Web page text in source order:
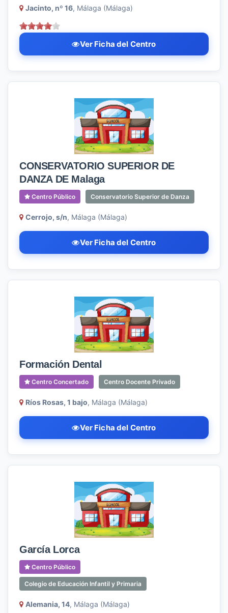
Jacinto, nº 16, Málaga (Málaga)
Ver Ficha del Centro
CONSERVATORIO SUPERIOR DE
DANZA DE Malaga
Centro Público Conservatorio Superior de Danza
Cerrojo, s/n, Málaga (Málaga)
Ver Ficha del Centro
Formación Dental
Centro Concertado Centro Docente Privado
Ríos Rosas, 1 bajo, Málaga (Málaga)
Ver Ficha del Centro
García Lorca
Centro Público
Colegio de Educación Infantil y Primaria
Alemania, 14, Málaga (Málaga)